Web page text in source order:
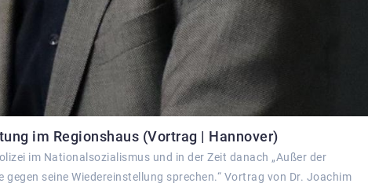
im Regionshaus (Vortrag | Hannover)
im Nationalsozialismus und in der Zeit danach „Außer der
seine Wiedereinstellung sprechen.“ Vortrag von Dr. Joachim